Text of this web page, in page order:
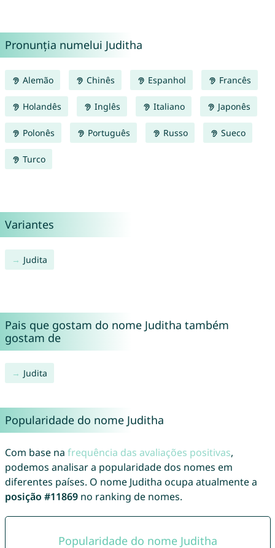
Pronunția numelui Juditha
Alemão Chinês Espanhol Francês
Holandês Inglês Italiano Japonês
Polonês Português Russo Sueco
Turco
Variantes
Judita
Pais que gostam do nome Juditha também
gostam de
Judita
Popularidade do nome Juditha
Com base na frequência das avaliações positivas,
podemos analisar a popularidade dos nomes em
diferentes países. O nome Juditha ocupa atualmente a
posição #11869no ranking de nomes.